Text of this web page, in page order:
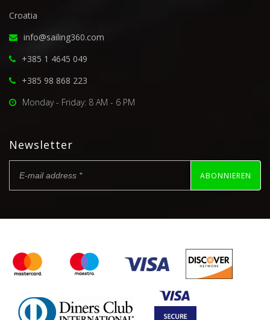
Croatia
info@sailing360.com
+385 1 4645 049
+385 98 868 223
Monday - Friday: 8 AM - 6 PM
Newsletter
ABONNIEREN